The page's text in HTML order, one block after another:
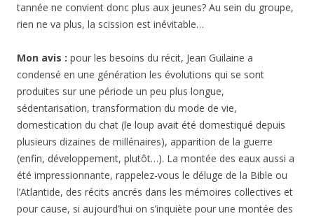
tannée ne convient donc plus aux jeunes? Au sein du groupe,
rien ne va plus, la scission est inévitable…
Mon avis : pour les besoins du récit, Jean Guilaine a
condensé en une génération les évolutions qui se sont
produites sur une période un peu plus longue,
sédentarisation, transformation du mode de vie,
domestication du chat (le loup avait été domestiqué depuis
plusieurs dizaines de millénaires), apparition de la guerre
(enfin, développement, plutôt…). La montée des eaux aussi a
été impressionnante, rappelez-vous le déluge de la Bible ou
l’Atlantide, des récits ancrés dans les mémoires collectives et
pour cause, si aujourd’hui on s’inquiète pour une montée des